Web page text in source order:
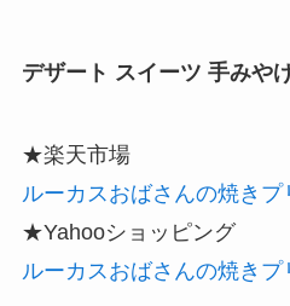
デザート スイーツ 手みや
★楽天市場
ルーカスおばさんの焼きプ
★Yahooショッピング
ルーカスおばさんの焼きプ